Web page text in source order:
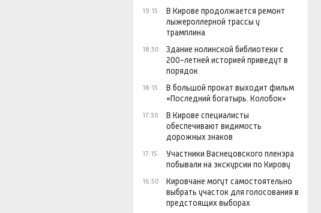
19:15
В Кирове продолжается ремонт
лыжероллерной трассы у
трамплина
18:30
Здание нолинской библиотеки с
200-летней историей приведут в
порядок
18:15
В большой прокат выходит фильм
«Последний богатырь. Колобок»
17:30
В Кирове специалисты
обеспечивают видимость
дорожных знаков
17:15
Участники Васнецовского пленэра
побывали на экскурсии по Кирову
16:50
Кировчане могут самостоятельно
выбрать участок для голосования в
предстоящих выборах